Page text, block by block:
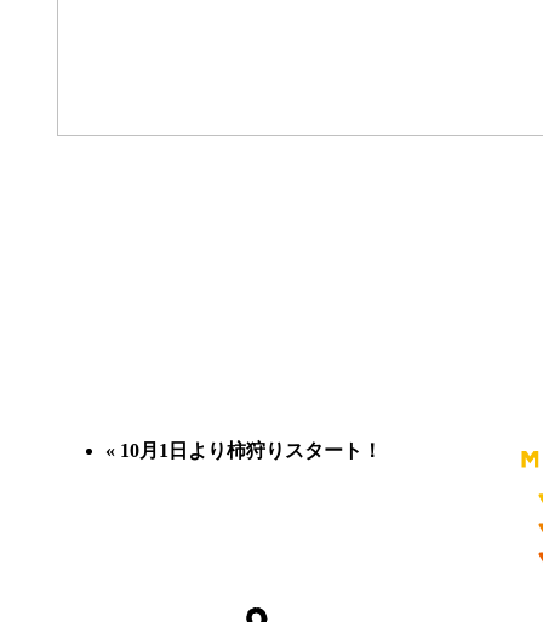
« 10月1日より柿狩りスタート！